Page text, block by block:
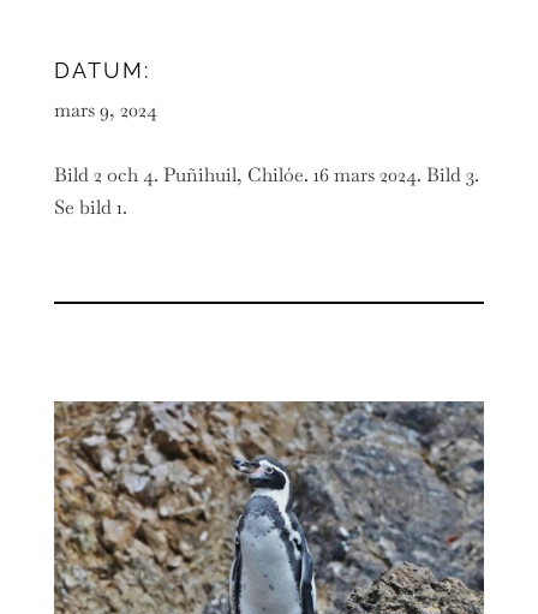
DATUM:
mars 9, 2024
Bild 2 och 4. Puñihuil, Chilóe. 16 mars 2024. Bild 3.
Se bild 1.